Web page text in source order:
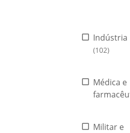
Indústria
(102)
Médica e
Militar e